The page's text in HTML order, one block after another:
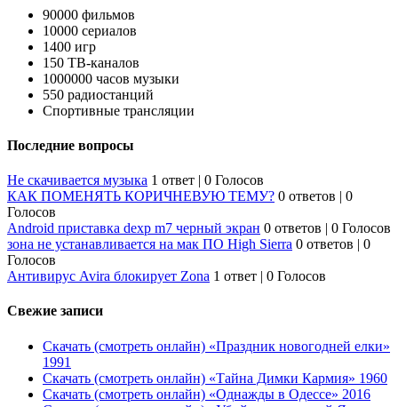
90000 фильмов
10000 сериалов
1400 игр
150 ТВ-каналов
1000000 часов музыки
550 радиостанций
Спортивные трансляции
Последние вопросы
Не скачивается музыка 1 ответ | 0 Голосов
КАК ПОМЕНЯТЬ КОРИЧНЕВУЮ ТЕМУ? 0 ответов | 0
Голосов
Android приставка dexp m7 черный экран 0 ответов | 0 Голосов
зона не устанавливается на мак ПО High Sierra 0 ответов | 0
Голосов
Антивирус Avira блокирует Zona 1 ответ | 0 Голосов
Свежие записи
Скачать (смотреть онлайн) «Праздник новогодней елки»
1991
Скачать (смотреть онлайн) «Тайна Димки Кармия» 1960
Скачать (смотреть онлайн) «Однажды в Одессе» 2016